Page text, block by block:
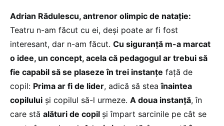
Adrian Rădulescu, antrenor olimpic de natație:
Teatru n-am făcut cu ei, deși poate ar fi fost
interesant, dar n-am făcut. Cu siguranță m-a marcat
o idee, un concept, acela că pedagogul ar trebui să
fie capabil să se plaseze în trei instanțe față de
copil: Prima ar fi de lider, adică să steaînaintea
copilului și copilul să-l urmeze. A doua instanță, în
care stă alături de copil și împart sarcinile pe cât se